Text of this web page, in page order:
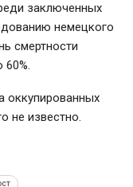
заключенных
немецкого
смертности
60%.
оккупированных
не известно.